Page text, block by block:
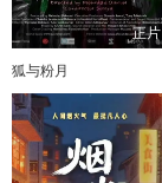
正片
狐与粉月